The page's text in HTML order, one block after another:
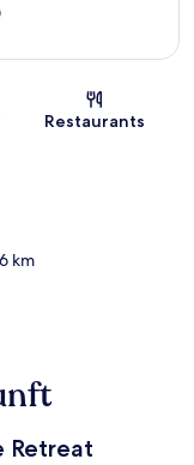
Restaurants
km
Retreat